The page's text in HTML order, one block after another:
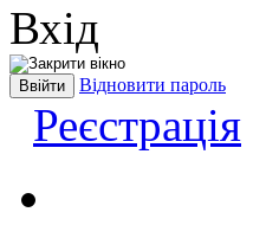
Вхід
Відновити пароль
Реєстрація